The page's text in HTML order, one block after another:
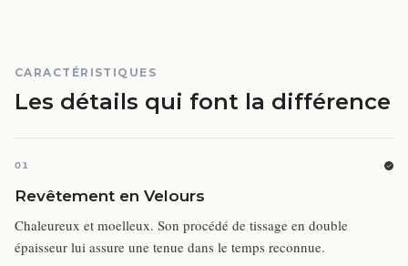
CARACTÉRISTIQUES
Les détails qui font la différence
01
Revêtement en Velours
Chaleureux et moelleux. Son procédé de tissage en double
épaisseur lui assure une tenue dans le temps reconnue.